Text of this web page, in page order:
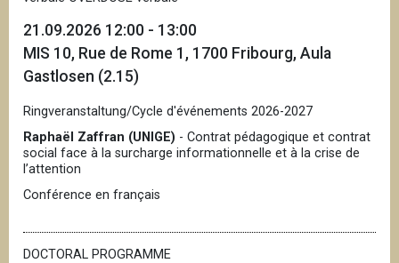
21.09.2026 12:00 - 13:00
MIS 10, Rue de Rome 1, 1700 Fribourg, Aula
Gastlosen (2.15)
Ringveranstaltung/Cycle d'événements 2026-2027
Raphaël Zaffran (UNIGE) - Contrat pédagogique et contrat
social face à la surcharge informationnelle et à la crise de
l’attention
Conférence en français
DOCTORAL PROGRAMME